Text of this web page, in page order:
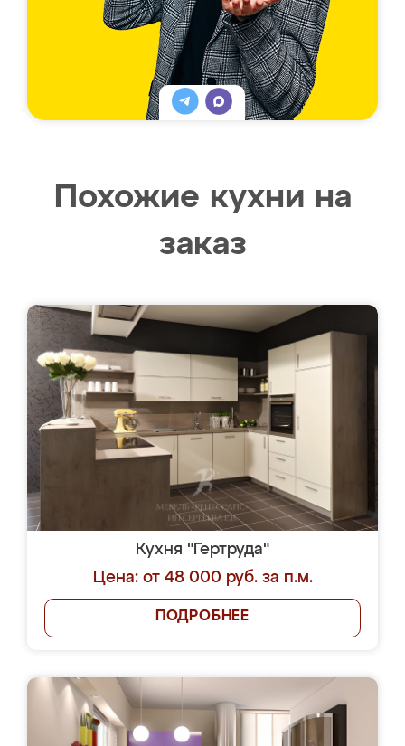
Похожие кухни на
заказ
Кухня "Гертруда"
Цена: от 48 000 руб. за п.м.
ПОДРОБНЕЕ